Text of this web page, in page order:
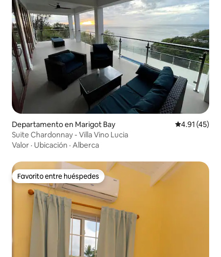
Departamento en Marigot Bay Calificación
4.91 (45)
Suite Chardonnay - Villa Vino Lucia
Valor · Ubicación · Alberca
Favorito entre huéspedes
Favorito entre huéspedes